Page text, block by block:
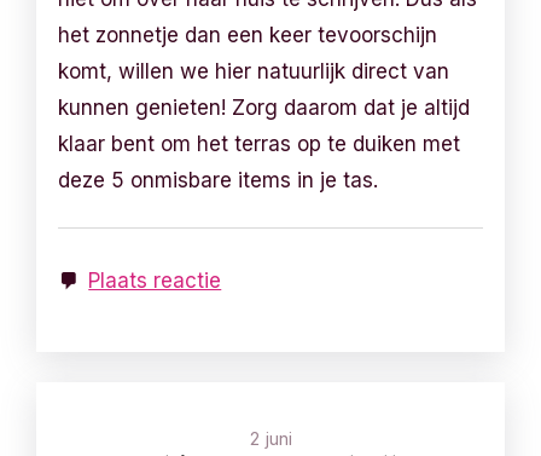
het zonnetje dan een keer tevoorschijn
komt, willen we hier natuurlijk direct van
kunnen genieten! Zorg daarom dat je altijd
klaar bent om het terras op te duiken met
deze 5 onmisbare items in je tas.
Plaats reactie
2 juni